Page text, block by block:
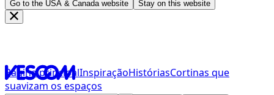
Go to the USA & Canada website Stay on this website
Página principalInspiraçãoHistóriasCortinas que
suavizam os espaços